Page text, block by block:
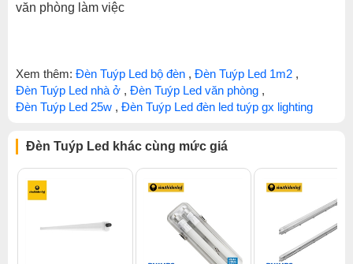
văn phòng làm việc
Xem thêm: Đèn Tuýp Led bộ đèn , Đèn Tuýp Led 1m2 ,
Đèn Tuýp Led nhà ở , Đèn Tuýp Led văn phòng ,
Đèn Tuýp Led 25w , Đèn Tuýp Led đèn led tuýp gx lighting
Đèn Tuýp Led khác cùng mức giá